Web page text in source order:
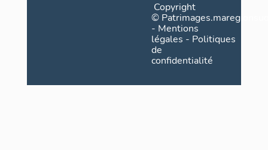
Copyright
©
- Mentions
légales - Politiques
de
confidentialité